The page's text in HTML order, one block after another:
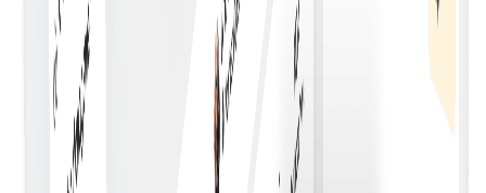
جب معاہدے کی شرائط پوری ہوں یا کارروائیاں متحرک ہوں تو ریئل
ٹائم اپڈیٹس اور نوٹیفکیشنز حاصل کریں۔